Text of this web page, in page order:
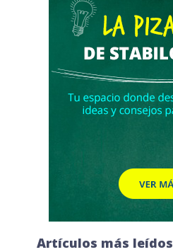
Artículos más leídos